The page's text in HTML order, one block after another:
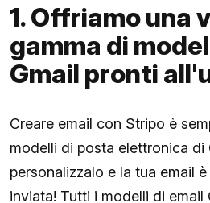
1. Offriamo una
gamma di
Gmail pronti
Creare email con Stripo è
modelli di posta elettronica di
personalizzalo e la tua email
inviata! Tutti i modelli di email